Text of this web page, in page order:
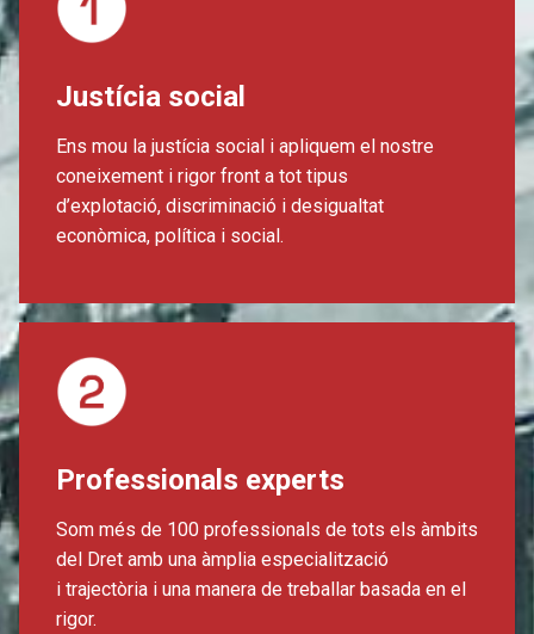
Justícia social
Ens mou la justícia social i apliquem el nostre
coneixement i rigor front a tot tipus
d’explotació, discriminació i desigualtat
econòmica, política i social.
Professionals experts
Som més de 100 professionals de tots els àmbits
del Dret amb una àmplia especialització
i trajectòria i una manera de treballar basada en el
rigor.